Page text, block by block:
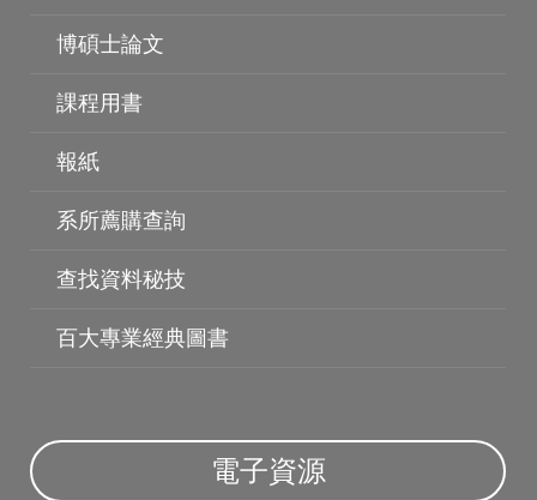
博碩士論文
課程用書
報紙
系所薦購查詢
查找資料秘技
百大專業經典圖書
電子資源